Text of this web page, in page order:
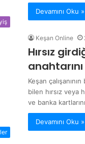
Devamını Oku »
Keşan Online
Hırsız
Keşan
bilen hırsız veya
ve banka
Devamını Oku »